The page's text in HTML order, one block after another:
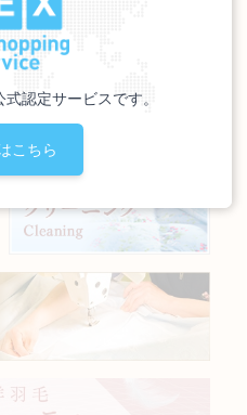
認定サービスです。
こちら